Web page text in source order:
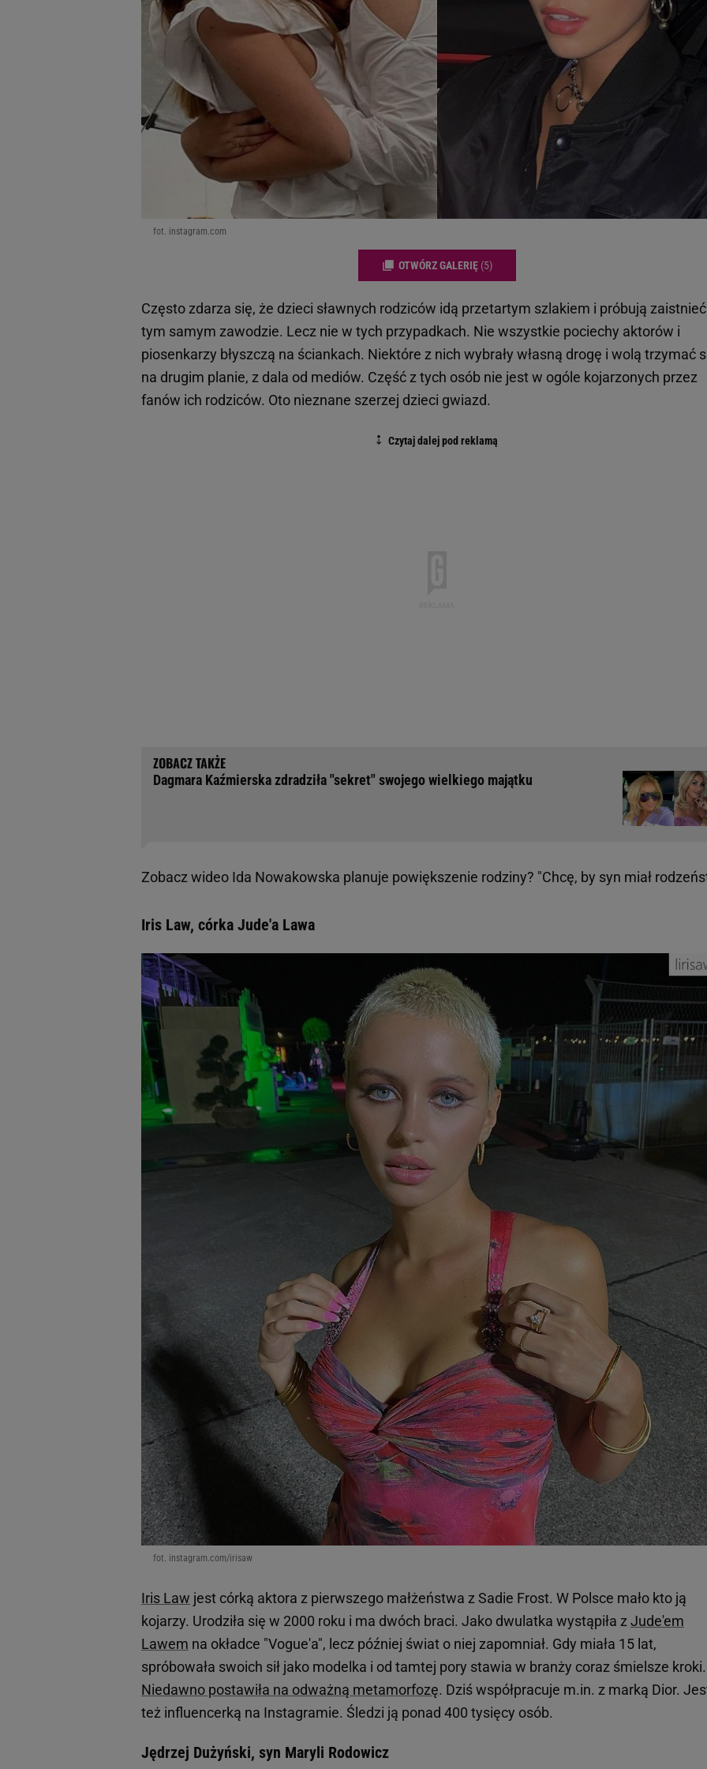
fot. instagram.com
OTWÓRZ GALERIĘ (5)
Często zdarza się, że dzieci sławnych rodziców idą przetartym szlakiem i próbują
tym samym zawodzie. Lecz nie w tych przypadkach. Nie wszystkie pociechy aktorów i
piosenkarzy błyszczą na ściankach. Niektóre z nich wybrały własną drogę i wolą trzymać
na drugim planie, z dala od mediów. Część z tych osób nie jest w ogóle kojarzonych przez
fanów ich rodziców. Oto nieznane szerzej dzieci gwiazd.
Dagmara Kaźmierska zdradziła "sekret" swojego wielkiego majątku
Zobacz wideo Ida Nowakowska planuje powiększenie rodziny? "Chcę, by syn miał
Iris Law, córka Jude'a Lawa
fot. instagram.com/irisaw
Iris Law jest córką aktora z pierwszego małżeństwa z Sadie Frost. W Polsce mało kto ją
kojarzy. Urodziła się w 2000 roku i ma dwóch braci. Jako dwulatka wystąpiła zJude'em
Lawem na okładce "Vogue'a", lecz później świat o niej zapomniał. Gdy miała 15 lat,
spróbowała swoich sił jako modelka i od tamtej pory stawia w branży coraz śmielsze kroki.
Niedawno postawiła na odważną metamorfozę. Dziś współpracuje m.in. z marką Dior.
też influencerką na Instagramie. Śledzi ją ponad 400 tysięcy osób.
Jędrzej Dużyński, syn Maryli Rodowicz